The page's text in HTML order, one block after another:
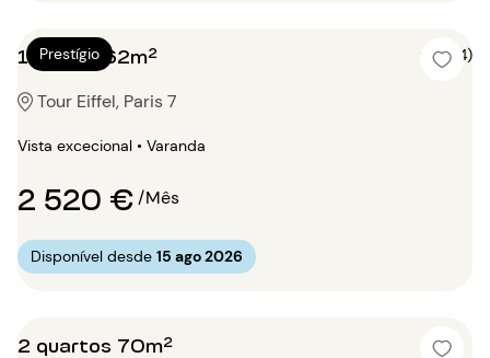
Prestígio
1 quarto 62m² 5 (4)
Tour Eiffel, Paris 7
Vista excecional • Varanda
2 520 €/Mês
Disponível desde 15 ago 2026
2 quartos 70m²